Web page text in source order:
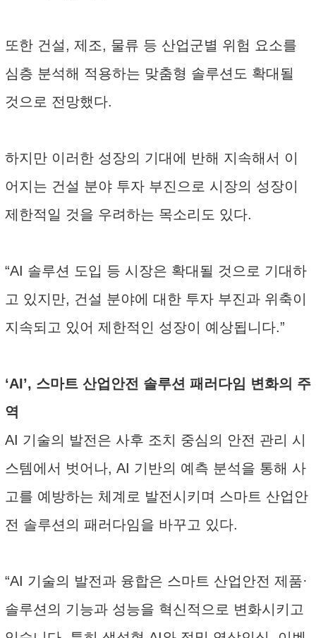
또한 건설, 제조, 물류 등 산업군별 위험 요소를
심층 분석해 적용하는 맞춤형 솔루션도 확대될
것으로 전망했다.
하지만 이러한 성장의 기대에 반해 지속해서 이
어지는 건설 분야 투자 부진으로 시장의 성장이
제한적일 것을 우려하는 목소리도 있다.
“AI 솔루션 도입 등 시장은 확대될 것으로 기대하
고 있지만, 건설 분야에 대한 투자 부진과 위축이
지속되고 있어 제한적인 성장이 예상됩니다.”
‘AI’, 스마트 산업안전 솔루션 패러다임 변화의 주
역
AI 기술의 발전은 사후 조치 중심의 안전 관리 시
스템에서 벗어나, AI 기반의 예측 분석을 통해 사
고를 예방하는 체계로 발전시키며 스마트 산업안
전 솔루션의 패러다임을 바꾸고 있다.
“AI 기술의 발전과 융합은 스마트 산업안전 제품·
솔루션의 기능과 성능을 혁신적으로 변화시키고